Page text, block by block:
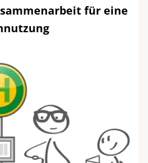
für eine